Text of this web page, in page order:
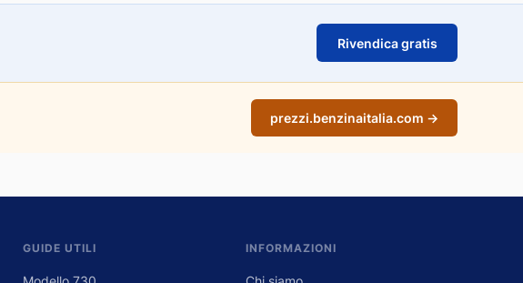
Rivendica gratis
prezzi.benzinaitalia.com →
GUIDE UTILI INFORMAZIONI